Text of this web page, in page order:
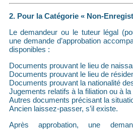
2. Pour la Catégorie « Non-
Le demandeur ou le tuteur légal
une demande d’approbation
disponibles :
Documents prouvant le lieu de
Documents prouvant le lieu de
Documents prouvant la nationalité
Jugements relatifs à la filiation ou à la
Autres documents précisant la
Ancien laissez-passer, s’il existe.
Après approbation, une